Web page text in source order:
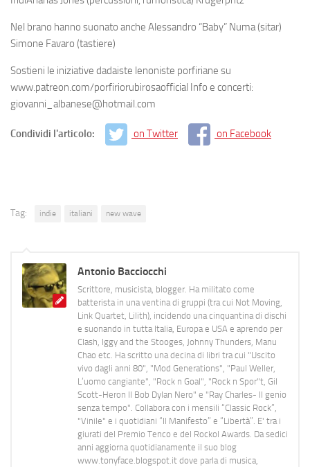
Nel brano hanno suonato anche Alessandro “Baby” Numa (sitar)
Simone Favaro (tastiere)
Sostieni le iniziative dadaiste lenoniste porfiriane su
www.patreon.com/porfiriorubirosaofficial Info e concerti:
giovanni_albanese@hotmail.com
Condividi l'articolo: on Twitter on Facebook
Tag: indie italiani new wave
Antonio Bacciocchi
Scrittore, musicista, blogger. Ha militato come
batterista in una ventina di gruppi (tra cui Not Moving,
Link Quartet, Lilith), incidendo una cinquantina di dischi
e suonando in tutta Italia, Europa e USA e aprendo per
Clash, Iggy and the Stooges, Johnny Thunders, Manu
Chao etc. Ha scritto una decina di libri tra cui "Uscito
vivo dagli anni 80", "Mod Generations", "Paul Weller,
L’uomo cangiante", "Rock n Goal", "Rock n Spor"t, Gil
Scott-Heron Il Bob Dylan Nero" e "Ray Charles- Il genio
senza tempo". Collabora con i mensili “Classic Rock”,
"Vinile" e i quotidiani “Il Manifesto” e “Libertà”. E' tra i
giurati del Premio Tenco e del Rockol Awards. Da sedici
anni aggiorna quotidianamente il suo blog
www.tonyface.blogspot.it dove parla di musica,